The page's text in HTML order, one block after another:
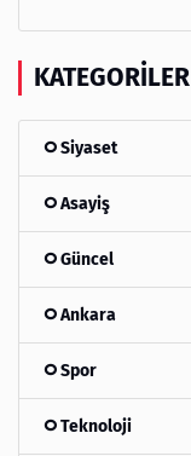
KATEGORILER
Siyaset
Asayiş
Güncel
Ankara
Spor
Teknoloji